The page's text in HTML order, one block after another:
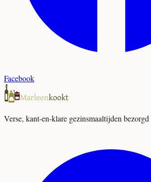
Facebook
Verse, kant-en-klare gezinsmaaltijden